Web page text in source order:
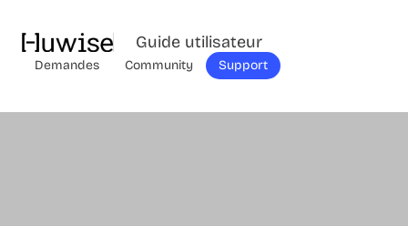
Guide utilisateur
Demandes Community Support